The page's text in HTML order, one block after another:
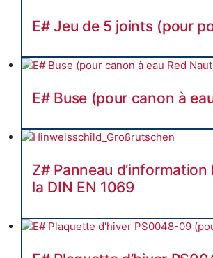
E# Jeu de 5 joints (pour
E# Buse (pour canon à
Z# Panneau
la DIN EN 1069